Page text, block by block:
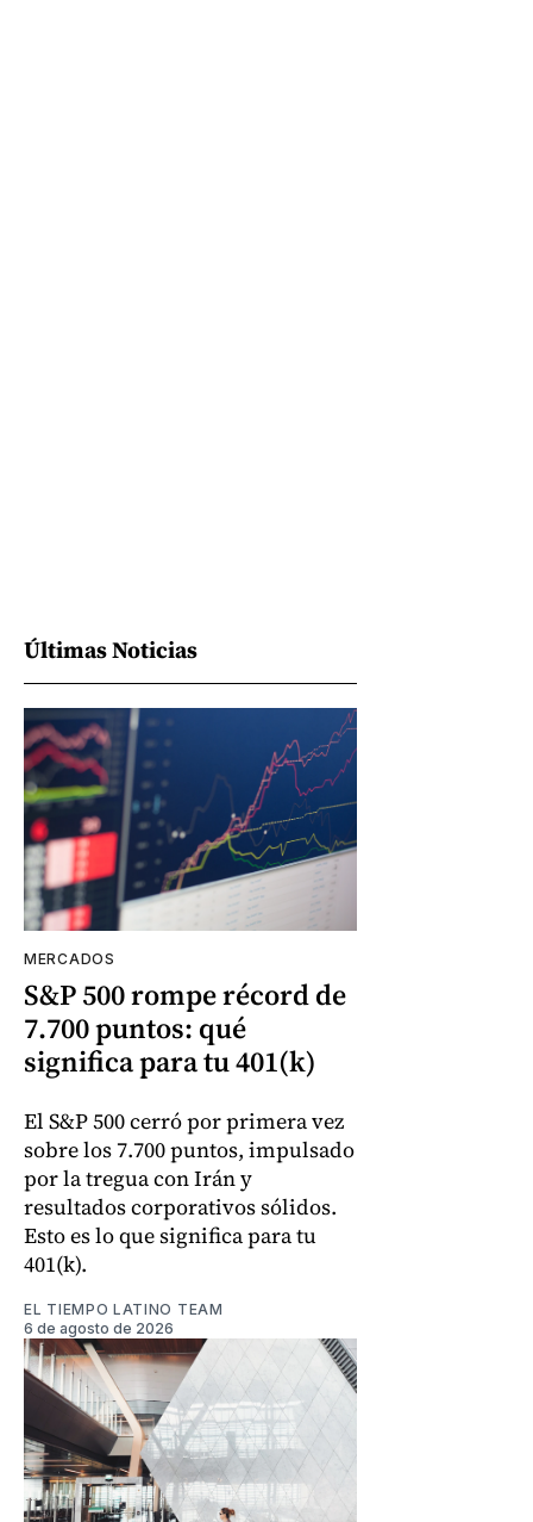
Últimas Noticias
MERCADOS
S&P 500 rompe récord de
7.700 puntos: qué
significa para tu 401(k)
El S&P 500 cerró por primera vez
sobre los 7.700 puntos, impulsado
por la tregua con Irán y
resultados corporativos sólidos.
Esto es lo que significa para tu
401(k).
EL TIEMPO LATINO TEAM
6 de agosto de 2026